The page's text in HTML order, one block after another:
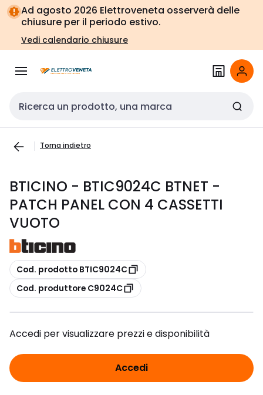
Vai alla
navigazione
Vai
alla
pagina
Ad agosto 2026 Elettroveneta osserverà delle
chiusure per il periodo estivo.
Vedi calendario chiusure
Cerca input
Torna indietro
BTICINO - BTIC9024C BTNET -
PATCH PANEL CON 4 CASSETTI
VUOTO
copia
Cod. prodotto BTIC9024C
copia
Cod. produttore C9024C
Accedi per visualizzare prezzi e disponibilità
Accedi